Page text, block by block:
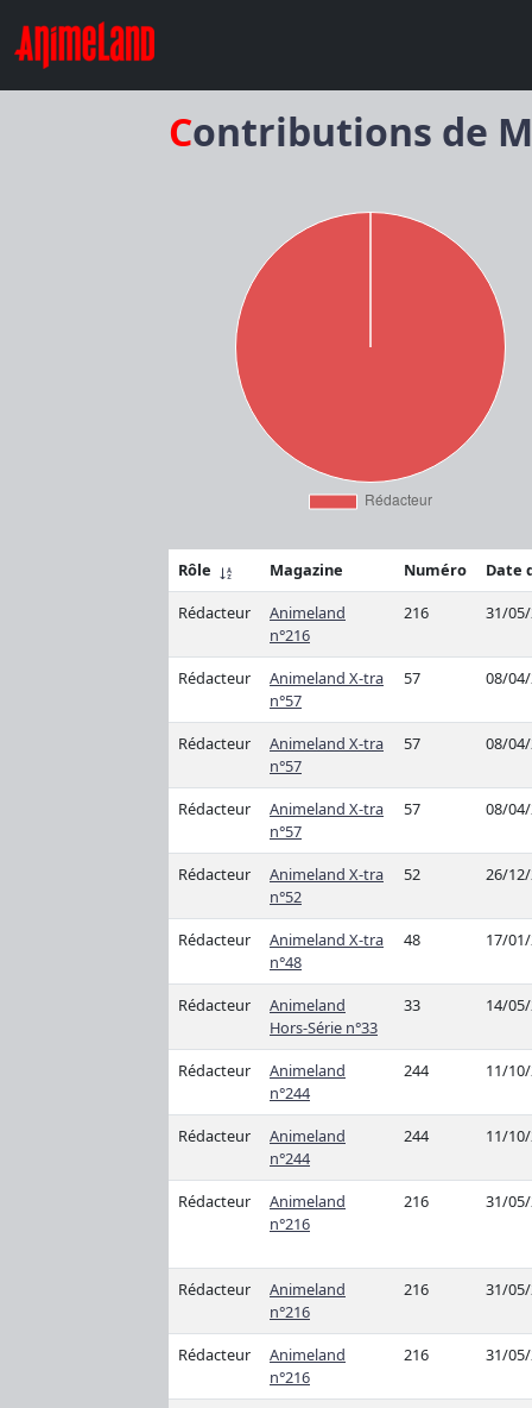
Contributions de
Rôle Magazine Numéro
Date
Rédacteur
Animeland
n°216
216 31/
Rédacteur
Animeland X-tra
n°57
57 08/
Rédacteur
Animeland X-tra
n°57
57 08/
Rédacteur
Animeland X-tra
n°57
57 08/
Rédacteur
Animeland X-tra
n°52
52 26/
Rédacteur
Animeland X-tra
n°48
48 17/
Rédacteur
Animeland
Hors-Série n°33
33 14/
Rédacteur
Animeland
n°244
244 11/
Rédacteur
Animeland
n°244
244 11/
Rédacteur
Animeland
n°216
216 31/
Rédacteur
Animeland
n°216
216 31/
Rédacteur
Animeland
n°216
216 31/